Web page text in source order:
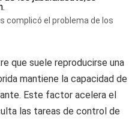
complicó el problema de los
que suele reproducirse una
mantiene la capacidad de
Este factor acelera el
las tareas de control de